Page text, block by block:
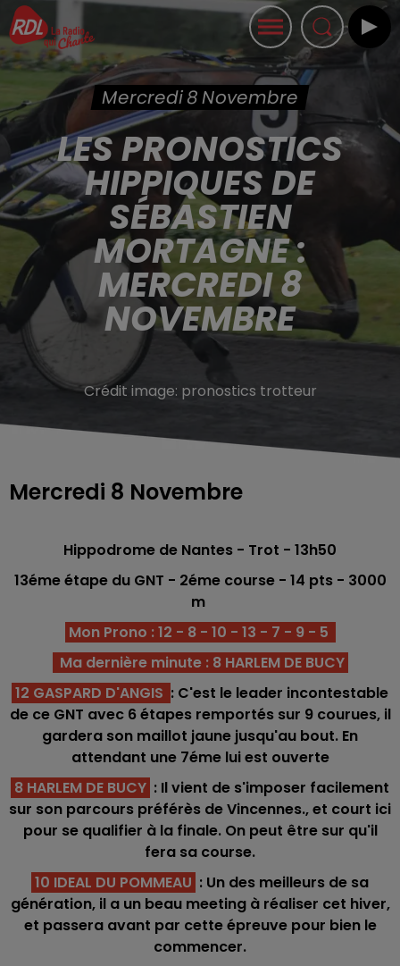
Mercredi 8 Novembre
LES PRONOSTICS
HIPPIQUES DE
SÉBASTIEN
MORTAGNE :
MERCREDI 8
NOVEMBRE
Crédit image: pronostics trotteur
Mercredi 8 Novembre
Hippodrome de Nantes - Trot - 13h50
13éme étape du GNT - 2éme course - 14 pts - 3000
m
Mon Prono : 12 - 8 - 10 - 13 - 7 - 9 - 5
Ma dernière minute : 8 HARLEM DE BUCY
12 GASPARD D'ANGIS : C'est le leader incontestable
de ce GNT avec 6 étapes remportés sur 9 courues, il
gardera son maillot jaune jusqu'au bout. En
attendant une 7éme lui est ouverte
8 HARLEM DE BUCY : Il vient de s'imposer facilement
sur son parcours préférès de Vincennes., et court ici
pour se qualifier à la finale. On peut être sur qu'il
fera sa course.
10 IDEAL DU POMMEAU : Un des meilleurs de sa
génération, il a un beau meeting à réaliser cet hiver,
et passera avant par cette épreuve pour bien le
commencer.